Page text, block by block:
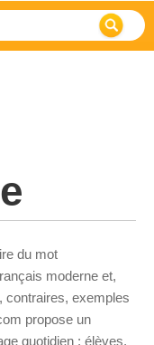
du mot
moderne et,
contraires, exemples
propose un
quotidien : élèves,